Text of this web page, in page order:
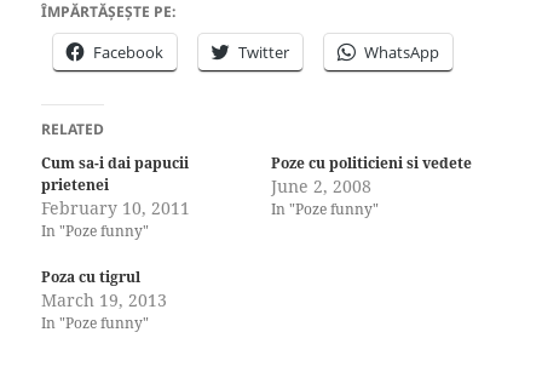
ÎMPĂRTĂȘEȘTE PE:
Facebook Twitter WhatsApp
RELATED
Cum sa-i dai papucii
prietenei
February 10, 2011
In "Poze funny"
Poze cu politicieni si vedete
June 2, 2008
In "Poze funny"
Poza cu tigrul
March 19, 2013
In "Poze funny"